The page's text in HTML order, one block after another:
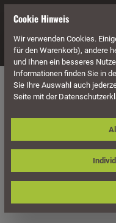
Navigation
Naturstein Zubehör für
PPX Anti-
0,5 m
Cookie Hinweis
Wir verwenden Cookies.
für den Warenkorb), andere
und Ihnen ein besseres
Informationen finden Sie in
Sie Ihre Auswahl auch
Seite mit der